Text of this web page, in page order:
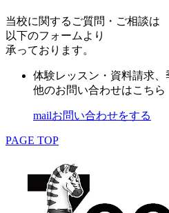
当校に関するご質問・ご相談は
以下のフォームより
承っております。
体験レッスン・資料請求
他のお問い合わせはこちら
mailお問い合わせをする
PAGE TOP